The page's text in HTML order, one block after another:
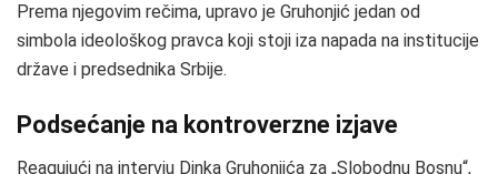
Prema njegovim rečima, upravo je Gruhonjić jedan od
simbola ideološkog pravca koji stoji iza napada na institucije
države i predsednika Srbije.
Podsećanje na kontroverzne izjave
Reagujući na intervju Dinka Gruhonjića za „Slobodnu Bosnu“,